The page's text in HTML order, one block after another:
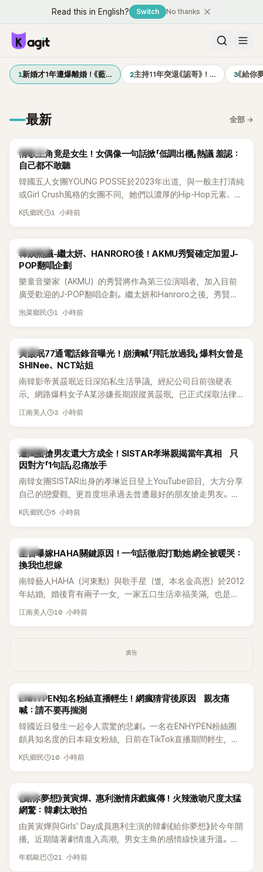
Read this in English? Switch No thanks
1新婚才1年遭爆離婚！《藍… 2主持11年突退《認哥》！… 3《給你
最新 全部 →
K-POP
情歌主角竟是女生！女偶像一句話掀「低調出櫃」熱議 羞認：
自己都不敢聽
韓國五人女團YOUNG POSSE於2023年出道，與一般主打清純
或Girl Crush風格的女團不同，她們以濃厚的Hip-Hop元素、自
創Rap及成員親自參與創作為特色，MV也融入美式街頭、塗
為第五代女團中極具辨識度的新生代代表之一。
K氏鄉民 1 小時前
熱議討論
韓娛熱議-繼太妍、HANRORO後！AKMU秀賢確定加盟J-
POP翻唱企劃
樂童音樂家（AKMU）的秀賢將作為第三位演唱者，加入目前
廣受歡迎的J-POP翻唱企劃。繼太妍和Hanroro之後，秀賢已
獲選為第三首翻唱歌曲的主唱，並於近期完成錄音。
泡菜鄉民 1 小時前
韓星
黃晸珉77通電話錄音曝光！崩潰喊「拜託放過我」 爆料女曾是
SHINee、NCT站姐
南韓影帝黃晸珉近日深陷私生活爭議，經紀公司日前強硬表
示，網路爆料女子A某涉嫌長期跟蹤黃晸珉，已正式採取法律
行動。不過，A並未停止發聲，持續透過社群平台公開爆料，反
的錄音內容，而A也首度承認自己過去曾是SHINee、NCT等偶
像團體的「站姐」，事件持續延燒。
江南美人 3 小時前
K-POP
遭閨蜜搶男友還大方成全！SISTAR孝琳親揭當年真相 只
因對方「1句話」忍痛放手
南韓女團SISTAR出身的孝琳近日登上YouTube節目，大方分享
自己的戀愛觀，更首度坦承過去曾遭最好的朋友搶走男友。她
表示，當時選擇瀟灑放手，但如果同樣的事情現在再發生，「我
K氏鄉民 5 小時前
韓星
星首曝嫁HAHA關鍵原因！一句話徹底打動她 網全被暖哭：
換我也想嫁
南韓藝人HAHA（河東勳）與歌手星（별，本名金高恩）於2012
年結婚，婚後育有兩子一女，一家五口生活幸福美滿，也是韓
國演藝圈公認的模範夫妻。近日，星首度公開當年決定嫁給
江南美人 10 小時前
廣告
K-POP
ENHYPEN知名粉絲直播輕生！網瘋猜背後原因 親友痛
喊：請不要再揣測
韓國近日發生一起令人震驚的悲劇。一名在ENHYPEN粉絲圈
頗具知名度的日本籍女粉絲，日前在TikTok直播期間輕生，最
終不幸身亡，消息曝光後震驚韓網，也讓不少粉絲湧入社群平
K氏鄉民 10 小時前
韓劇
《給你夢想》黃寅燁、惠利激情床戲瘋傳！火辣激吻尺度太猛
網驚：韓劇太敢拍
由黃寅燁與Girls' Day成員惠利主演的韓劇《給你夢想》於今年開
播，近期隨著劇情進入高潮，男女主角的感情線快速升溫。最
新播出的第8集不僅上演火辣吻戲，更接連出現床戲橋段，讓
年糕歐巴 21 小時前